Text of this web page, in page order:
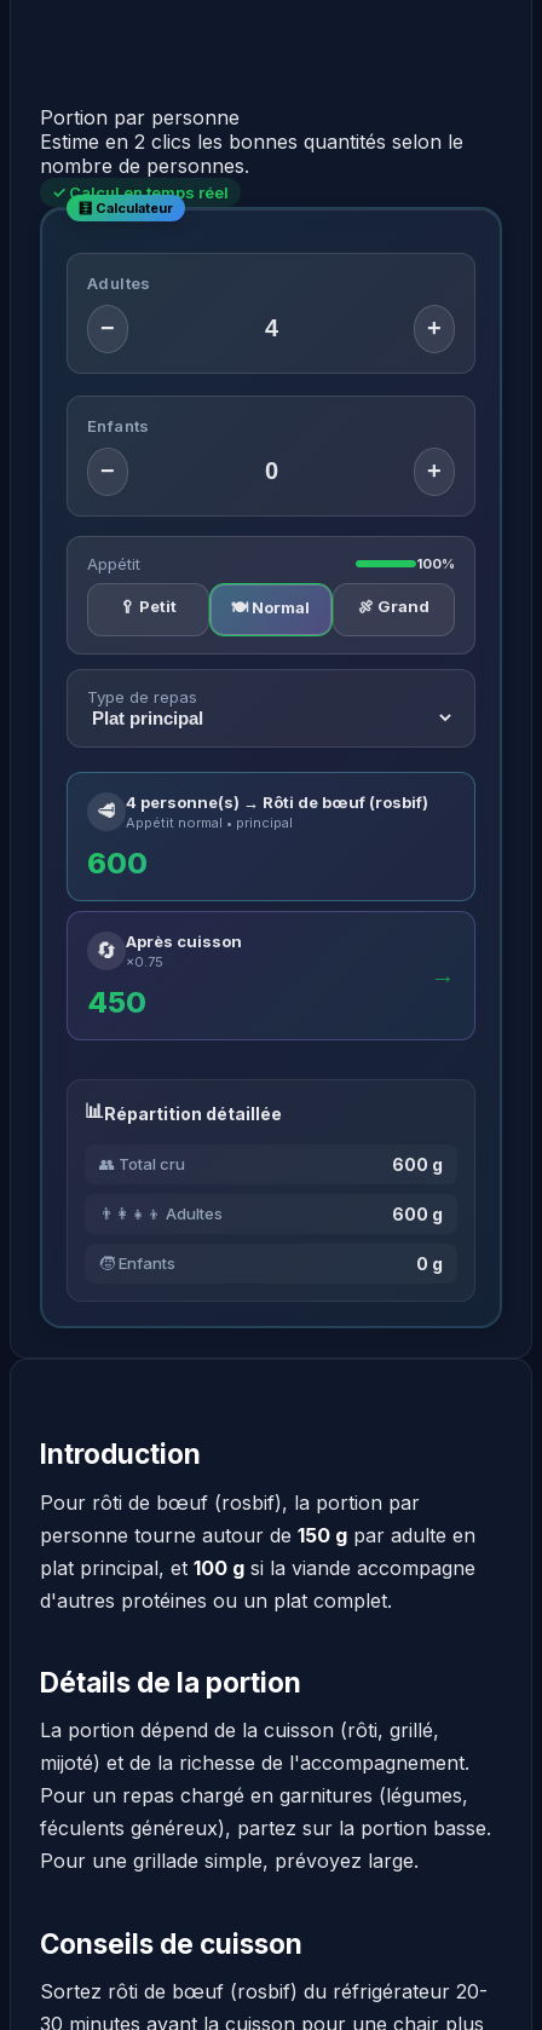
Portion par personne
Estime en 2 clics les bonnes quantités selon le
nombre de personnes.
✓ Calcul en temps réel
Adultes
− +
Enfants
− +
Appétit 100%
🥄 Petit 🍽️ Normal 🍖 Grand
Type de repas
🥩 4 personne(s) → Rôti de bœuf (rosbif)
Appétit normal • principal
600
🔄 Après cuisson
×0.75
450
→
Répartition détaillée
👥 Total cru 600 g
👨‍👩‍👧‍👦 Adultes 600 g
🧒 Enfants 0 g
Introduction
Pour rôti de bœuf (rosbif), la portion par
personne tourne autour de 150 g par adulte en
plat principal, et 100 g si la viande accompagne
d'autres protéines ou un plat complet.
Détails de la portion
La portion dépend de la cuisson (rôti, grillé,
mijoté) et de la richesse de l'accompagnement.
Pour un repas chargé en garnitures (légumes,
féculents généreux), partez sur la portion basse.
Pour une grillade simple, prévoyez large.
Conseils de cuisson
Sortez rôti de bœuf (rosbif) du réfrigérateur 20-
30 minutes avant la cuisson pour une chair plus